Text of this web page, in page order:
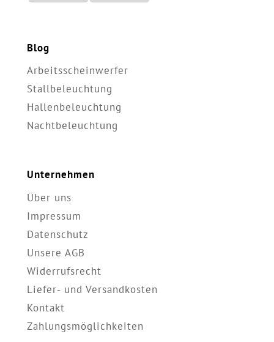
Blog
Arbeitsscheinwerfer
Stallbeleuchtung
Hallenbeleuchtung
Nachtbeleuchtung
Unternehmen
Über uns
Impressum
Datenschutz
Unsere AGB
Widerrufsrecht
Liefer- und Versandkosten
Kontakt
Zahlungsmöglichkeiten